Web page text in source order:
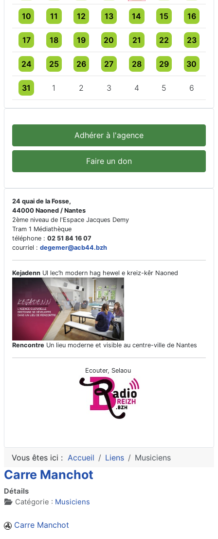
10
Un évènement
11
3 évènements
12
4 évènements
13
3 évènements
14
4 évènements
15
4 évènements
16
4
17
Un évènement
18
3 évènements
19
3 évènements
20
4 évènements
21
5 évènements
22
5 évènements
23
5
24
Un évènement
25
3 évènements
26
3 évènements
27
3 évènements
28
3 évènements
29
4 évènements
30
3
31
Un évènement
1
3 évènements
2
3 évènements
3
3 évènements
4
3 évènements
5
3 évènements
6
3
Adhérer à l'agence
Faire un don
24 quai de la Fosse,
44000 Naoned / Nantes
2ème niveau de l'Espace Jacques Demy
Tram 1 Médiathèque
téléphone : 02 51 84 16 07
courriel : degemer@acb44.bzh
Kejadenn Ul lec’h modern hag hewel e kreiz-kêr Naoned
Rencontre Un lieu moderne et visible au centre-ville de Nantes
Ecouter, Selaou
Vous êtes ici : Accueil Liens Musiciens
Carre Manchot
Détails
Catégorie : Musiciens
Carre Manchot